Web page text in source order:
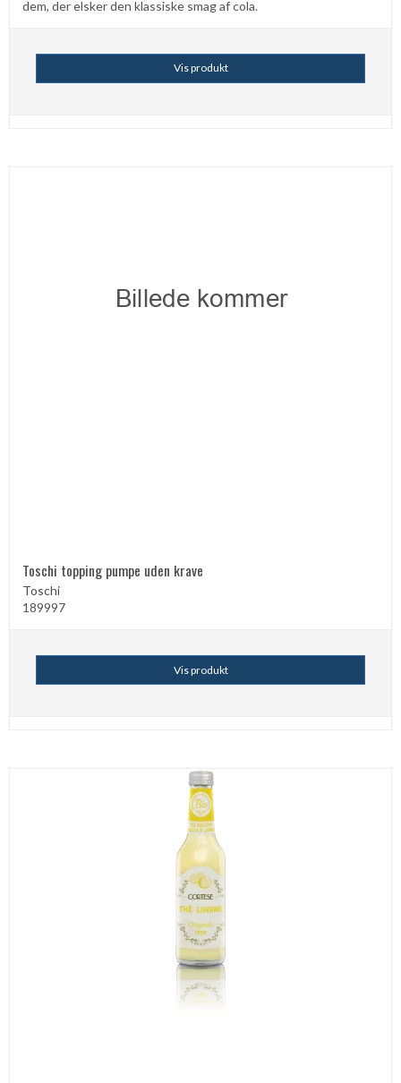
dem, der elsker den klassiske smag af cola.
Vis produkt
Toschi topping pumpe uden krave
Toschi
189997
Vis produkt